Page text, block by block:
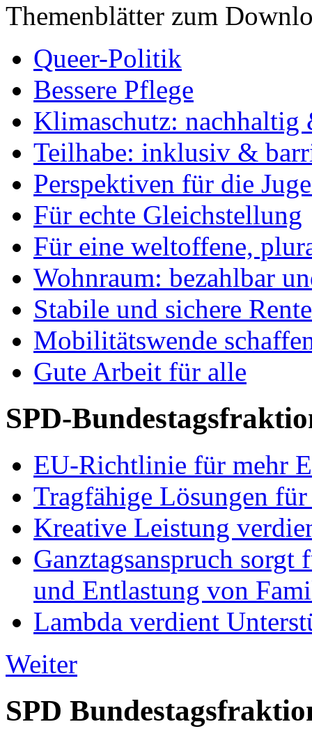
Themenblätter zum
Queer-Politik
Bessere Pflege
Klimaschutz: nachhaltig
Teilhabe: inklusiv &
Perspektiven für die
Für echte Gleichstellung
Für eine weltoffene,
Wohnraum: bezahlbar
Stabile und sichere
Mobilitätswende
Gute Arbeit für alle
SPD-
EU-Richtlinie für mehr
Tragfähige Lösungen
Kreative Leistung
Ganztagsanspruch
und Entlastung von
Lambda verdient
Weiter
SPD